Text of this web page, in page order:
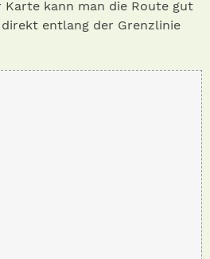
Karte kann man die Route gut
entlang der Grenzlinie